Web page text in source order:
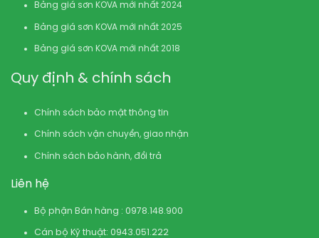
Bảng giá sơn KOVA mới nhất 2024
Bảng giá sơn KOVA mới nhất 2025
Bảng giá sơn KOVA mới nhất 2018
Quy định & chính sách
Chính sách bảo mật thông tin
Chính sách vận chuyển, giao nhận
Chính sách bảo hành, đổi trả
Liên hệ
Bộ phận Bán hàng : 0978.148.900
Cán bộ Kỹ thuật: 0943.051.222